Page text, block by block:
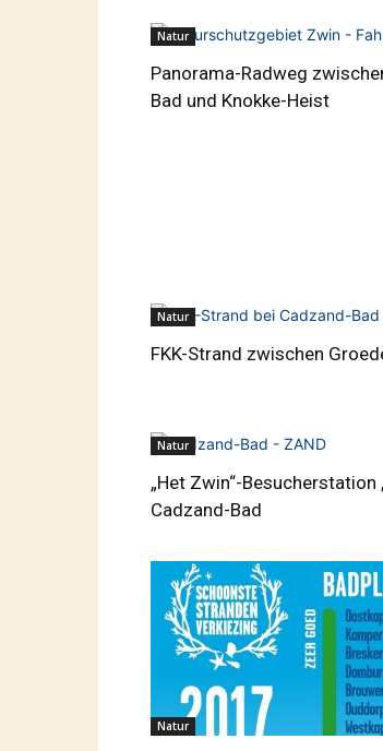
Natur
Panorama-Radweg
Bad und Knokke-Heist
Natur
FKK-Strand zwischen
Natur
„Het Zwin“-Besucherstation
Cadzand-Bad
Natur